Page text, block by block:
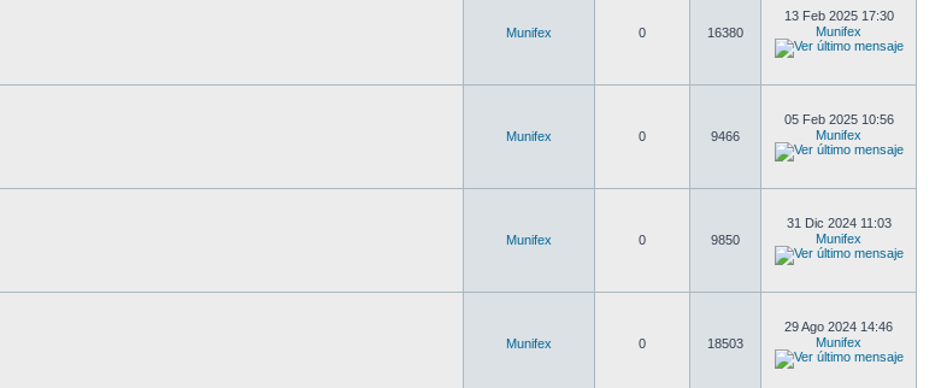
Munifex 0 16380
13 Feb 2025 17:30
Munifex
Munifex 0 9466
05 Feb 2025 10:56
Munifex
Munifex 0 9850
31 Dic 2024 11:03
Munifex
Munifex 0 18503
29 Ago 2024 14:46
Munifex